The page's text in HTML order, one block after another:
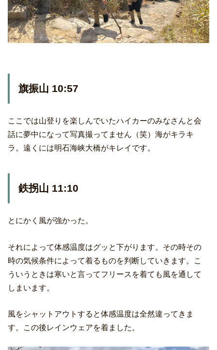
旗振山 10:57
ここでは山登りを楽しんでいたハイカーのみなさんと会
話に夢中になって写真撮ってません（笑）海がキラキ
ラ。遠くには明石海峡大橋がキレイです。
鉄拐山 11:10
とにかく風が強かった。
それによって体感温度はグッと下がります。その時その
時の気候条件によって着るものを判断していきます。こ
ういうときは寒いと言ってフリースを着ても風を通して
しまいます。
風をシャットアウトすると体感温度は全然違ってきま
す。この後レインウェアを着ました。